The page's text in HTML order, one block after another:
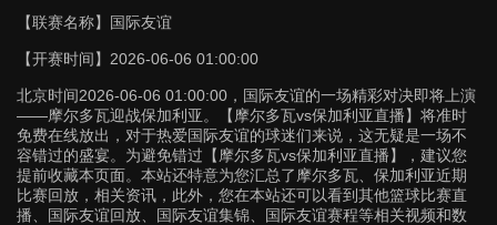
【联赛名称】 国际友谊
【开赛时间】 2026-06-06 01:00:00
北京时间2026-06-06 01:00:00，国际友谊的一场精彩对决即将上演
——摩尔多瓦迎战保加利亚。【摩尔多瓦vs保加利亚直播】将准时
免费在线放出，对于热爱国际友谊的球迷们来说，这无疑是一场不
容错过的盛宴。为避免错过【摩尔多瓦vs保加利亚直播】，建议您
提前收藏本页面。本站还特意为您汇总了摩尔多瓦、保加利亚近期
比赛回放，相关资讯，此外，您在本站还可以看到其他篮球比赛直
播、国际友谊回放、国际友谊集锦、国际友谊赛程等相关视频和数